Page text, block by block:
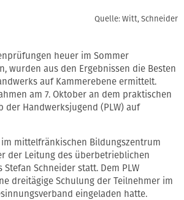
Quelle: Witt, Schneider
heuer im Sommer
wurden aus den Ergebnissen die Besten
auf Kammerebene ermittelt.
am 7. Oktober an dem praktischen
der Handwerksjugend (PLW) auf
mittelfränkischen Bildungszentrum
der Leitung des überbetrieblichen
Schneider statt. Dem PLW
dreitägige Schulung der Teilnehmer im
eingeladen hatte.